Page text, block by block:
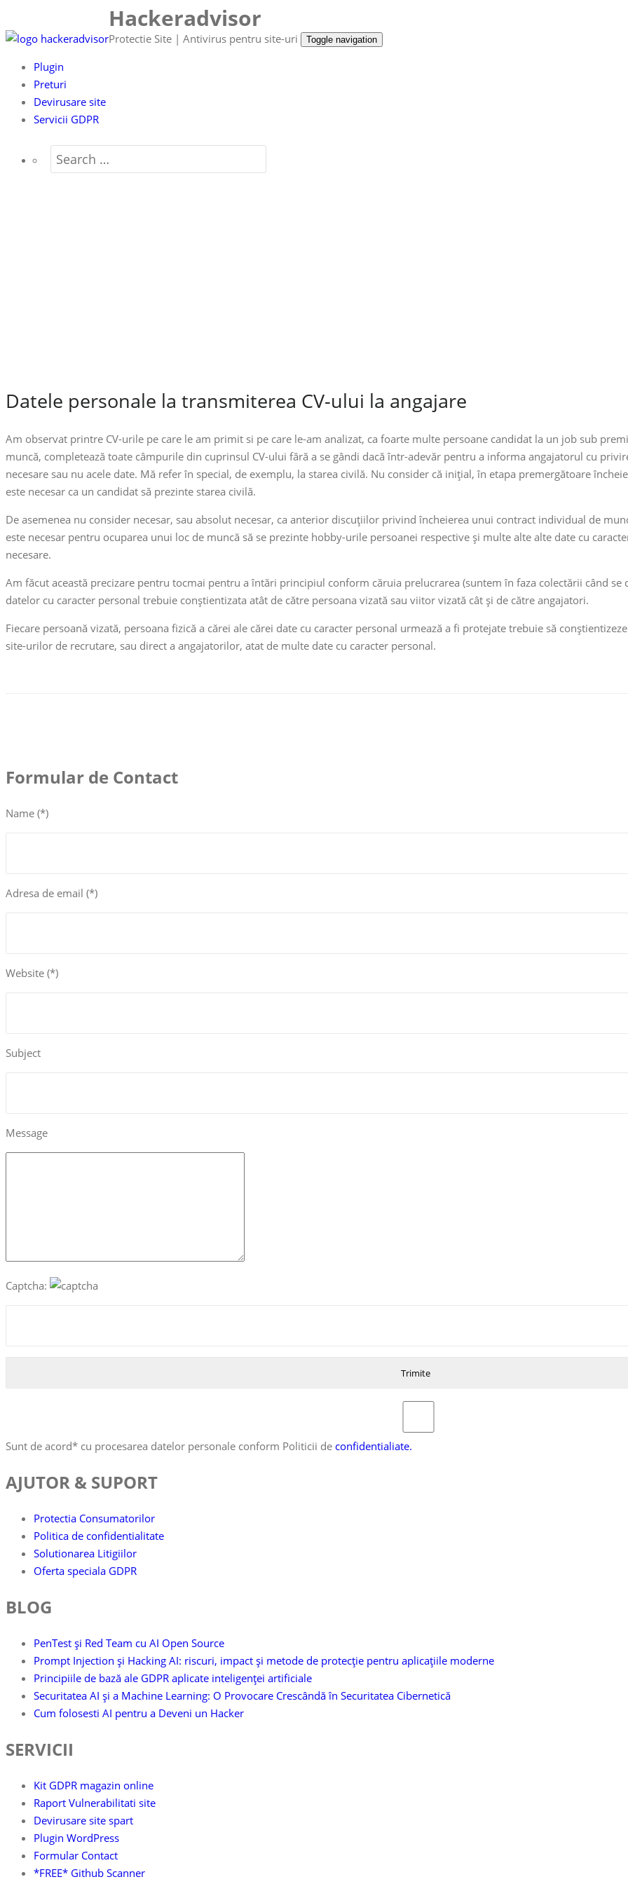
la
conținut
Hackeradvisor
Protectie Site | Antivirus pentru site-uri Toggle navigation
Plugin
Preturi
Devirusare site
Servicii GDPR
Datele personale la transmiterea CV-ului la angajare
Am observat printre CV-urile pe care le am primit si pe care le-am analizat, ca foarte multe persoane candidat la un job sub
muncă, completează toate câmpurile din cuprinsul CV-ului fără a se gândi dacă într-adevăr pentru a informa angajatorul cu
necesare sau nu acele date. Mă refer în special, de exemplu, la starea civilă. Nu consider că inițial, în etapa premergătoare
este necesar ca un candidat să prezinte starea civilă.
De asemenea nu consider necesar, sau absolut necesar, ca anterior discuțiilor privind încheierea unui contract individual de
este necesar pentru ocuparea unui loc de muncă să se prezinte hobby-urile persoanei respective și multe alte alte date cu
necesare.
Am făcut această precizare pentru tocmai pentru a întări principiul conform căruia prelucrarea (suntem în faza colectării când se
datelor cu caracter personal trebuie conștientizata atât de către persoana vizată sau viitor vizată cât și de către angajatori.
Fiecare persoană vizată, persoana fizică a cărei ale cărei date cu caracter personal urmează a fi protejate trebuie să
site-urilor de recrutare, sau direct a angajatorilor, atat de multe date cu caracter personal.
Formular de Contact
Name (*)
Adresa de email (*)
Website (*)
Subject
Message
Captcha:
Sunt de acord* cu procesarea datelor personale conform Politicii de confidentialiate.
AJUTOR & SUPORT
Protectia Consumatorilor
Politica de confidentialitate
Solutionarea Litigiilor
Oferta speciala GDPR
BLOG
PenTest și Red Team cu AI Open Source
Prompt Injection și Hacking AI: riscuri, impact și metode de protecție pentru aplicațiile moderne
Principiile de bază ale GDPR aplicate inteligenței artificiale
Securitatea AI și a Machine Learning: O Provocare Crescândă în Securitatea Cibernetică
Cum folosesti AI pentru a Deveni un Hacker
SERVICII
Kit GDPR magazin online
Raport Vulnerabilitati site
Devirusare site spart
Plugin WordPress
Formular Contact
*FREE* Github Scanner